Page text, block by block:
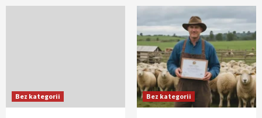
Bez kategorii Bez kategorii